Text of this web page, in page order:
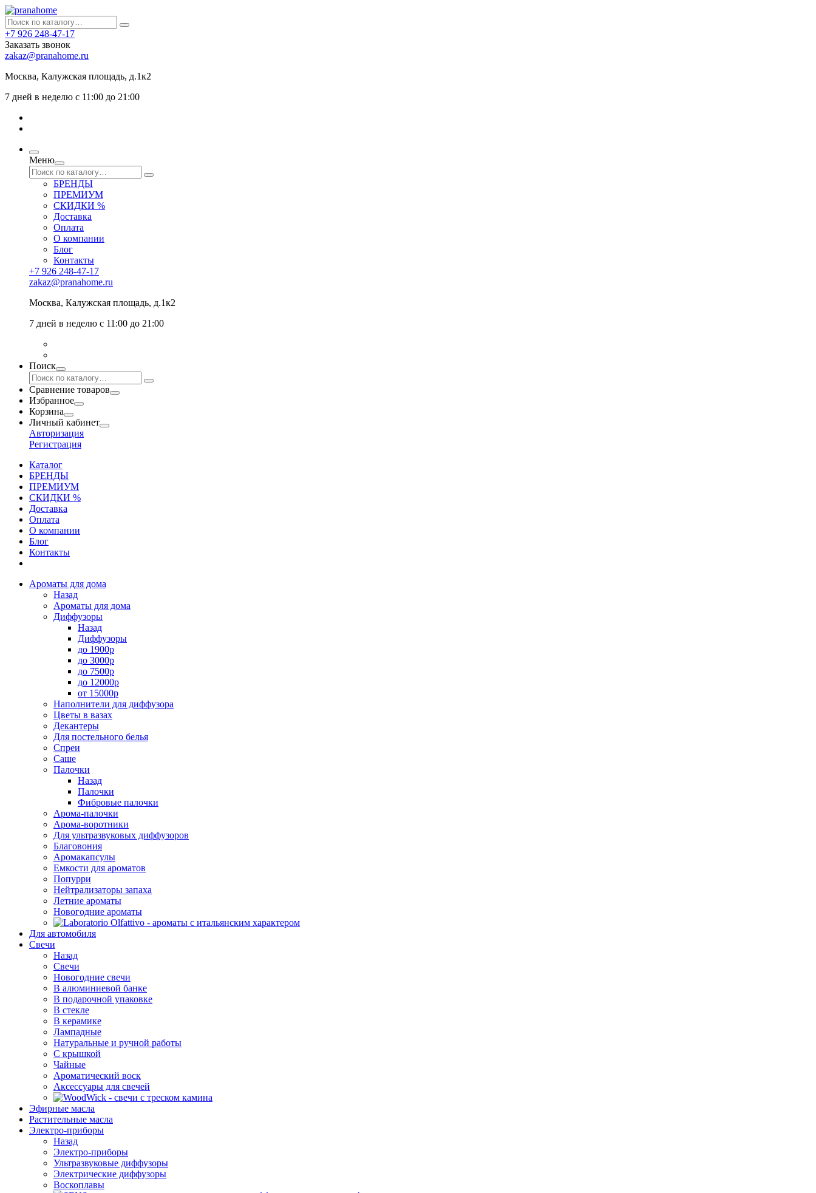
+7 926 248-47-17
Заказать звонок
zakaz@pranahome.ru
Москва, Калужская площадь, д.1к2
7 дней в неделю с 11:00 до 21:00
Меню
БРЕНДЫ
ПРЕМИУМ
СКИДКИ %
Доставка
Оплата
О компании
Блог
Контакты
+7 926 248-47-17
zakaz@pranahome.ru
Москва, Калужская площадь, д.1к2
7 дней в неделю с 11:00 до 21:00
Поиск
Сравнение товаров
Избранное
Корзина
Личный кабинет
Авторизация
Регистрация
Каталог
БРЕНДЫ
ПРЕМИУМ
СКИДКИ %
Доставка
Оплата
О компании
Блог
Контакты
Ароматы для дома
Назад
Ароматы для дома
Диффузоры
Назад
Диффузоры
до 1900р
до 3000р
до 7500р
до 12000р
от 15000р
Наполнители для диффузора
Цветы в вазах
Декантеры
Для постельного белья
Спреи
Саше
Палочки
Назад
Палочки
Фибровые палочки
Арома-палочки
Арома-воротники
Для ультразвуковых диффузоров
Благовония
Аромакапсулы
Емкости для ароматов
Попурри
Нейтрализаторы запаха
Летние ароматы
Новогодние ароматы
Для автомобиля
Свечи
Назад
Свечи
Новогодние свечи
В алюминиевой банке
В подарочной упаковке
В стекле
В керамике
Лампадные
Натуральные и ручной работы
С крышкой
Чайные
Ароматический воск
Аксессуары для свечей
Эфирные масла
Растительные масла
Электро-приборы
Назад
Электро-приборы
Ультразвуковые диффузоры
Электрические диффузоры
Воскоплавы